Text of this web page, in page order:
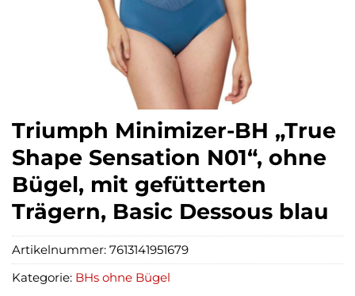
Triumph Minimizer-BH „True
Shape Sensation N01“, ohne
Bügel, mit gefütterten
Trägern, Basic Dessous blau
Artikelnummer: 7613141951679
Kategorie: BHs ohne Bügel